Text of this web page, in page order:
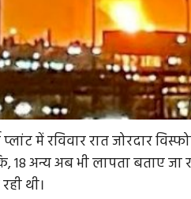
में रविवार रात जोरदार
अन्य अब भी लापता बताए जा
थी।